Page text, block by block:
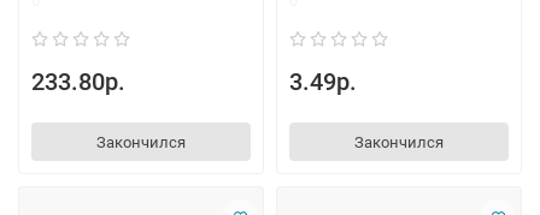
233.80р.
Закончился
3.49р.
Закончился